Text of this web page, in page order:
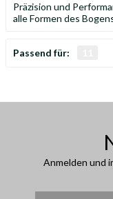
Präzision und
alle Formen des
Passend für:
Anmelden und